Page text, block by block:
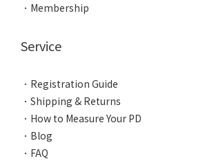
． Membership
Service
． Registration Guide
． Shipping & Returns
． How to Measure Your PD
． Blog
． FAQ